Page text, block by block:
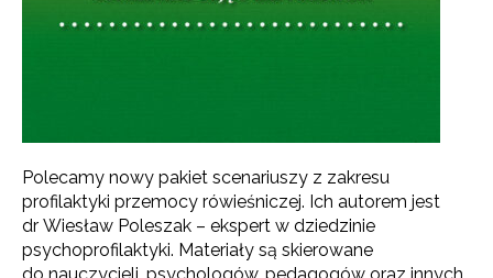
Polecamy nowy pakiet scenariuszy z zakresu
profilaktyki przemocy rówieśniczej. Ich autorem jest
dr Wiesław Poleszak – ekspert w dziedzinie
psychoprofilaktyki. Materiały są skierowane